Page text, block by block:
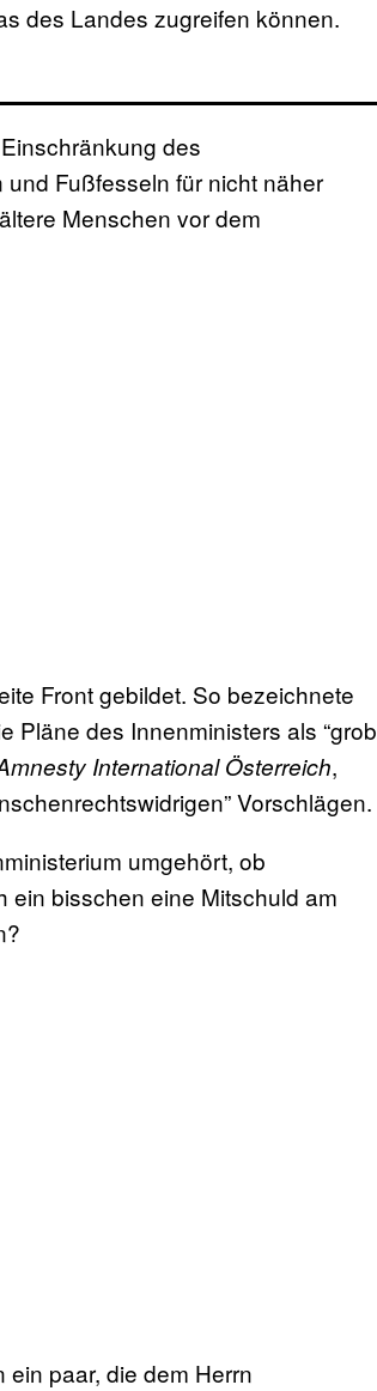
des Landes zugreifen können.
des
Fußfesseln für nicht näher
Menschen vor dem
Front gebildet. So bezeichnete
Pläne des Innenministers als “grob
International Österreich,
Vorschlägen.
umgehört, ob
ein bisschen eine Mitschuld am
paar, die dem Herrn